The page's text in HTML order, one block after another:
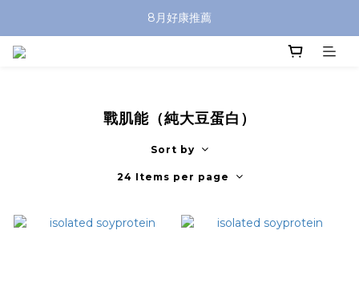
8月好康推薦
戰肌能（純大豆蛋白）
Sort by
24 Items per page